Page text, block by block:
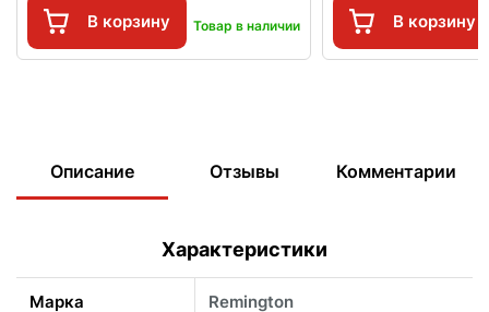
В корзину Товар в наличии В корзину
Описание Отзывы Комментарии
Характеристики
Марка Remington